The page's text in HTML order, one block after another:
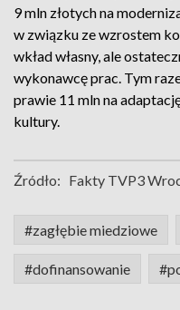
9 mln złotych na
w związku ze wzrostem
wkład własny, ale
wykonawcę prac. Tym
prawie 11 mln na
kultury.
Źródło: Fakty TVP3
#zagłębie miedziowe
#dofinansowanie